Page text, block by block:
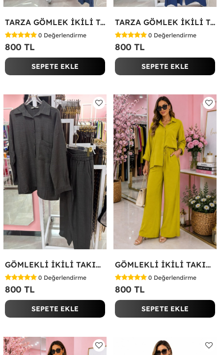
TARZA GÖMLEK İKİLİ TAKIM KOT KUMAŞ Mavi
0 Değerlendirme
800 TL
SEPETE EKLE
TARZA GÖMLEK İKİLİ TAKIM Lacivert
0 Değerlendirme
800 TL
SEPETE EKLE
GÖMLEKLİ İKİLİ TAKIM Siyah
0 Değerlendirme
800 TL
SEPETE EKLE
GÖMLEKLİ İKİLİ TAKIM Yağ Yeşili
0 Değerlendirme
800 TL
SEPETE EKLE